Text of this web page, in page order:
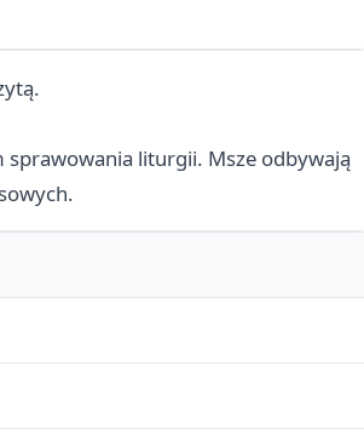
sprawowania liturgii. Msze odbywają